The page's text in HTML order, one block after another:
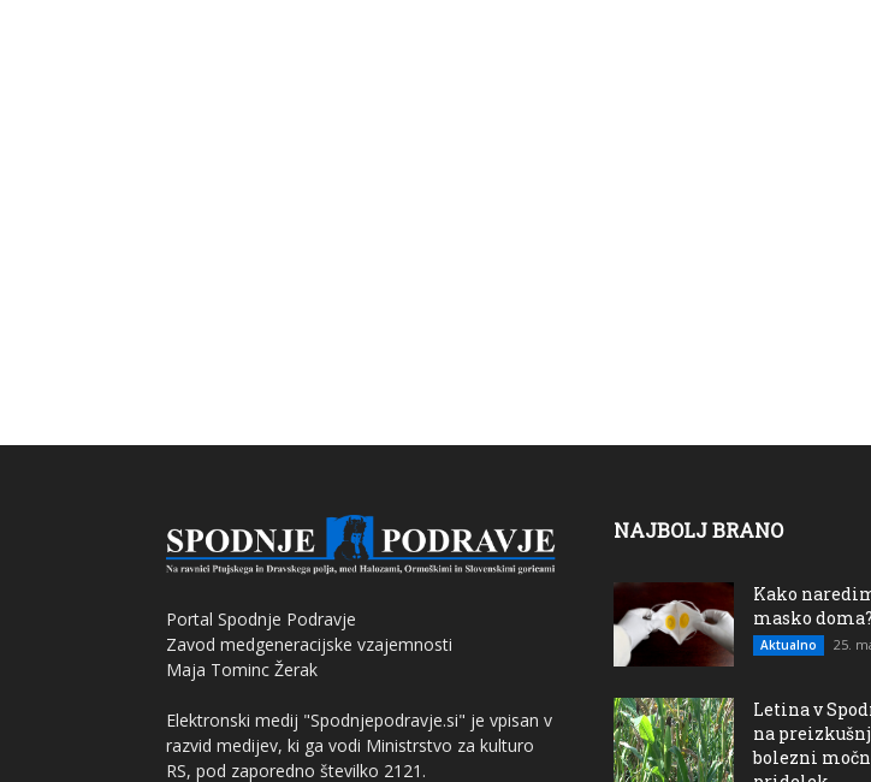
Portal Spodnje Podravje
Zavod medgeneracijske vzajemnosti
Maja Tominc Žerak
Elektronski medij "Spodnjepodravje.si" je vpisan v
razvid medijev, ki ga vodi Ministrstvo za kulturo
RS, pod zaporedno številko 2121.
NAJBOLJ BRANO
Kako
masko doma?
Aktualno 25.
Letina v
na
bolezni